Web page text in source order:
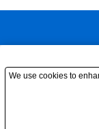
We use cookies to